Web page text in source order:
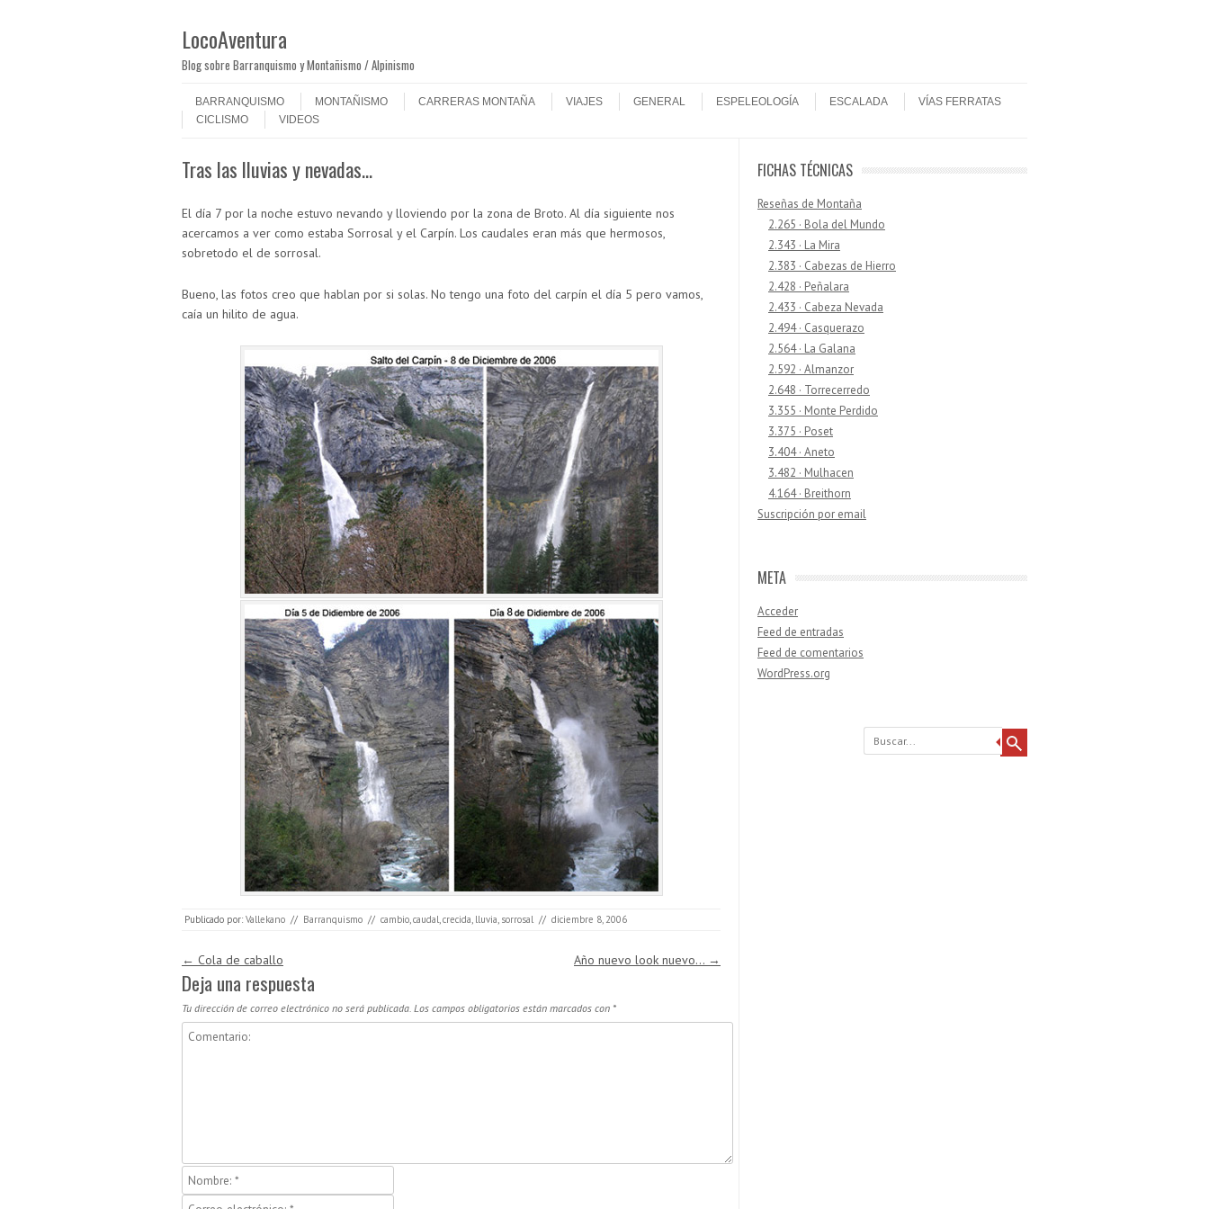
LocoAventura
Blog sobre Barranquismo y Montañismo / Alpinismo
Menú
BARRANQUISMO
MONTAÑISMO CARRERAS MONTAÑA VIAJES GENERAL ESPELEOLOGÍA ESCALADA
VÍAS FERRATAS
CICLISMO
VIDEOS
Tras las lluvias y nevadas…
El día 7 por la noche estuvo nevando y lloviendo por la zona de Broto. Al día siguiente nos
acercamos a ver como estaba Sorrosal y el Carpín. Los caudales eran más que hermosos,
sobretodo el de sorrosal.
Bueno, las fotos creo que hablan por si solas. No tengo una foto del carpín el día 5 pero vamos,
caía un hilito de agua.
Publicado por: Vallekano // Barranquismo // cambio,caudal,crecida, lluvia, sorrosal // diciembre 8, 2006
Navegación de entradas
← Cola de caballo Año nuevo look nuevo… →
Deja una respuesta
Tu dirección de correo electrónico no será publicada. Los campos obligatorios están marcados con *
FICHAS TÉCNICAS
Reseñas de Montaña
2.265 · Bola del Mundo
2.343 · La Mira
2.383 · Cabezas de Hierro
2.428 · Peñalara
2.433 · Cabeza Nevada
2.494 · Casquerazo
2.564 · La Galana
2.592 · Almanzor
2.648 · Torrecerredo
3.355 · Monte Perdido
3.375 · Poset
3.404 · Aneto
3.482 · Mulhacen
4.164 · Breithorn
Suscripción por email
META
Acceder
Feed de entradas
Feed de comentarios
WordPress.org